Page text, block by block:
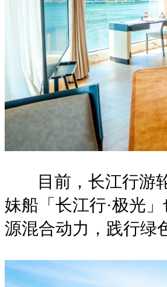
目前，长江行游轮
妹船「长江行·极光
源混合动力，践行绿